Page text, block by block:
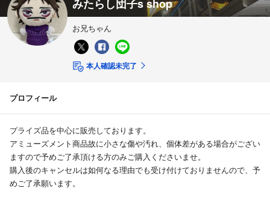
みたらし団子s shop
お兄ちゃん
本人確認未完了
プロフィール
プライズ品を中心に販売しております。
アミューズメント商品故に小さな傷や汚れ、個体差がある場合がござい
ますので予めご了承頂ける方のみご購入くださいませ。
購入後のキャンセルは如何なる理由でも受け付けておりませんので、予
めご了承願います。